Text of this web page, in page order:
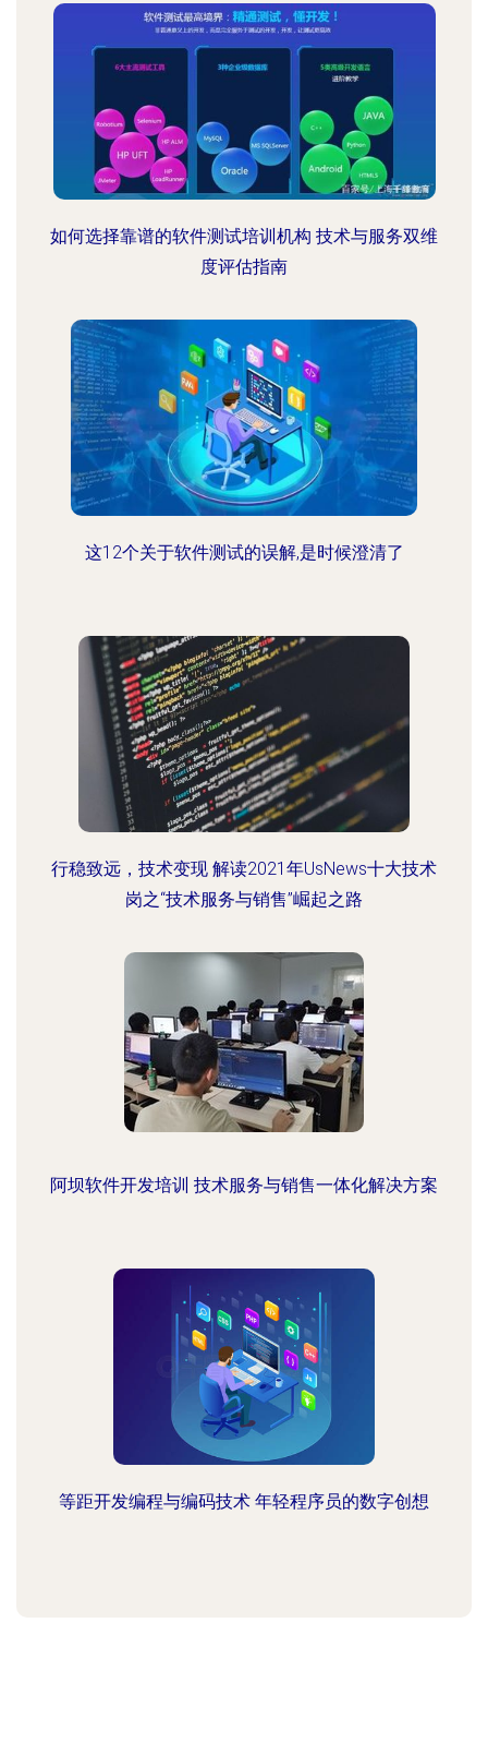
如何选择靠谱的软件测试培训机构 技术与服务双维
度评估指南
这12个关于软件测试的误解,是时候澄清了
行稳致远，技术变现 解读2021年UsNews十大技术
岗之“技术服务与销售”崛起之路
阿坝软件开发培训 技术服务与销售一体化解决方案
等距开发编程与编码技术 年轻程序员的数字创想